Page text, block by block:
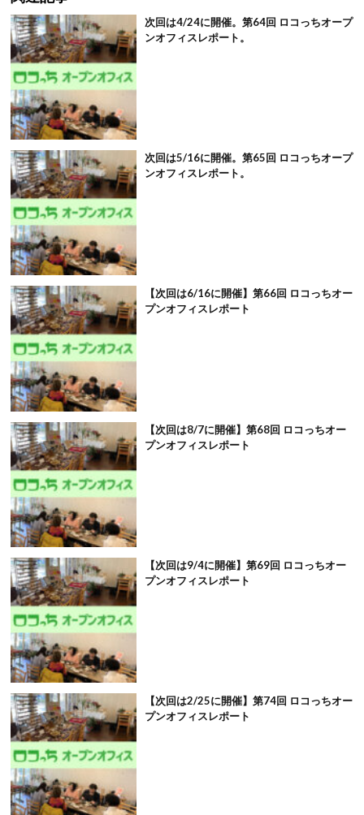
次回は4/24に開催。第64回 ロコっちオープ
ンオフィスレポート。
次回は5/16に開催。第65回 ロコっちオープ
ンオフィスレポート。
【次回は6/16に開催】第66回 ロコっちオー
プンオフィスレポート
【次回は8/7に開催】第68回 ロコっちオー
プンオフィスレポート
【次回は9/4に開催】第69回 ロコっちオー
プンオフィスレポート
【次回は2/25に開催】第74回 ロコっちオー
プンオフィスレポート